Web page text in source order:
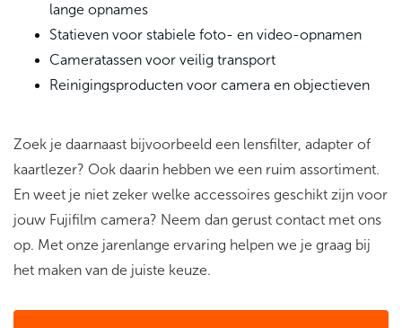
lange opnames
Statieven voor stabiele foto- en video-opnamen
Cameratassen voor veilig transport
Reinigingsproducten voor camera en objectieven
Zoek je daarnaast bijvoorbeeld een lensfilter, adapter of
kaartlezer? Ook daarin hebben we een ruim assortiment.
En weet je niet zeker welke accessoires geschikt zijn voor
jouw Fujifilm camera? Neem dan gerust contact met ons
op. Met onze jarenlange ervaring helpen we je graag bij
het maken van de juiste keuze.